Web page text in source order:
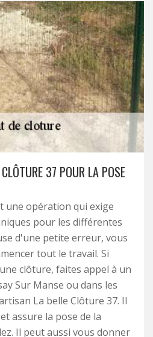
37 POUR LA POSE
une opération qui exige
pour les différentes
d'une petite erreur, vous
tout le travail. Si
clôture, faites appel à un
Sur Manse ou dans les
La belle Clôture 37. Il
assure la pose de la
Il peut aussi vous donner